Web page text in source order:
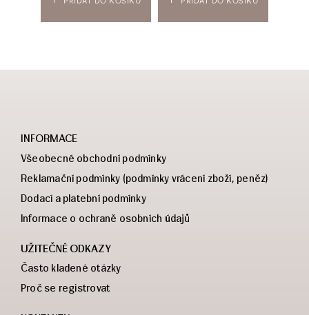
INFORMACE
Všeobecné obchodní podmínky
Reklamační podmínky (podmínky vrácení zboží, peněz)
Dodací a platební podmínky
Informace o ochraně osobních údajů
UŽITEČNÉ ODKAZY
Často kladené otázky
Proč se registrovat